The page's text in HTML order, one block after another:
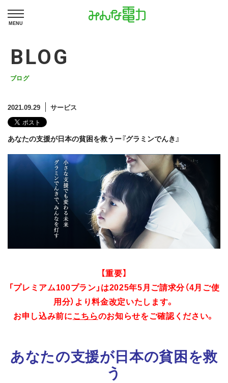
MENU
BLOG
ブログ
2021.09.29 サービス
あなたの支援が日本の貧困を救うー『グラミンでんき』
【重要】
「プレミアム100プラン」は2025年5月ご請求分（4月ご使
用分）より料金改定いたします。
お申し込み前にこちらのお知らせをご確認ください。
あなたの支援が日本の貧困を救
う